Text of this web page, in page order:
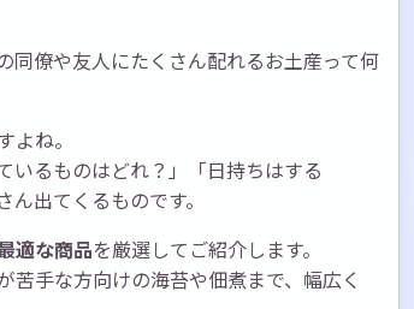
同僚や友人にたくさん配れるお土産って何
ね。
いるものはどれ？」「日持ちはする
出てくるものです。
適な商品を厳選してご紹介します。
手な方向けの海苔や佃煮まで、幅広く